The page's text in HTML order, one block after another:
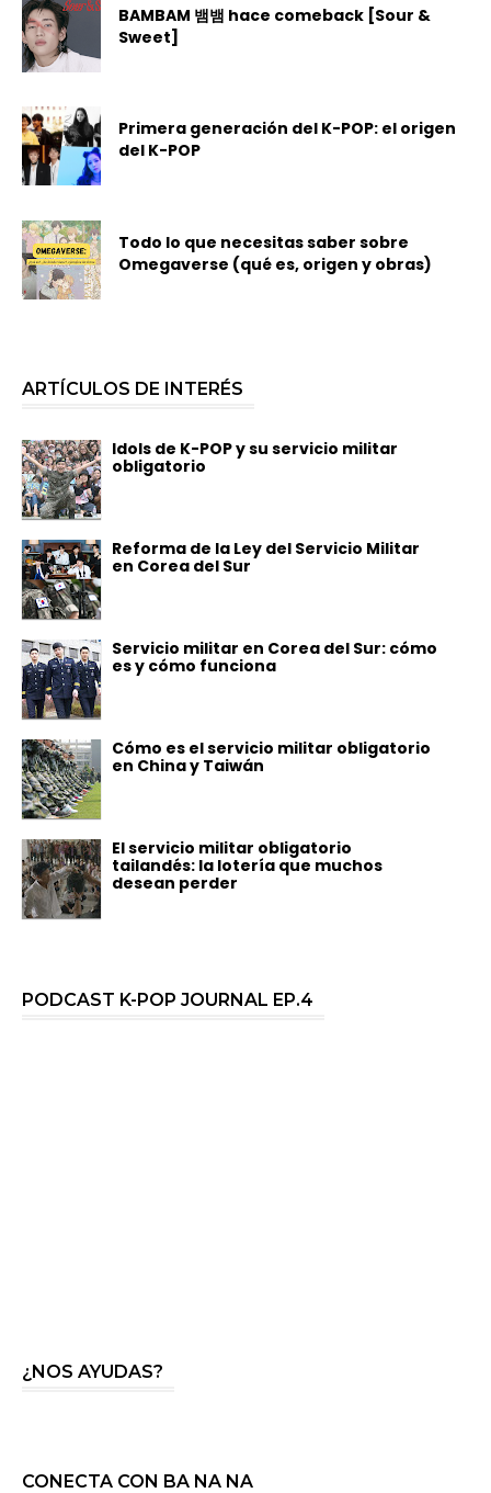
BAMBAM 뱀뱀 hace comeback [Sour &
Sweet]
Primera generación del K-POP: el origen
del K-POP
Todo lo que necesitas saber sobre
Omegaverse (qué es, origen y obras)
ARTÍCULOS DE INTERÉS
Idols de K-POP y su servicio militar
obligatorio
Reforma de la Ley del Servicio Militar
en Corea del Sur
Servicio militar en Corea del Sur: cómo
es y cómo funciona
Cómo es el servicio militar obligatorio
en China y Taiwán
El servicio militar obligatorio
tailandés: la lotería que muchos
desean perder
PODCAST K-POP JOURNAL EP.4
¿NOS AYUDAS?
CONECTA CON BA NA NA